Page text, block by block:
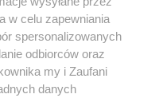
kary i może być ścigane
w celu zapewniania
spersonalizowanych
odbiorców oraz
my i Zaufani
danych